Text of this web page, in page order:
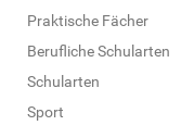
Praktische Fächer
Berufliche Schularten
Schularten
Sport